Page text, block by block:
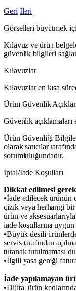
Geri İleri
Görselleri büyütmek
Kılavuz ve ürün
güvenlik bilgileri
Kılavuzlar
Kılavuzlar en kısa
Ürün Güvenlik
Güvenlik açıklamaları
Ürün Güvenliği
olarak satıcılar
sorumluluğundadır.
İptal/İade Koşulları
Dikkat edilmesi
•İade edilecek ürünün
çizik veya herhangi bir
ürün ve
iade koşullarına
•Büyük desili
servis tarafından
tutanak tutulmaması
•İlgili yasa gereği
İade yapılamayan
•Dijital ürün